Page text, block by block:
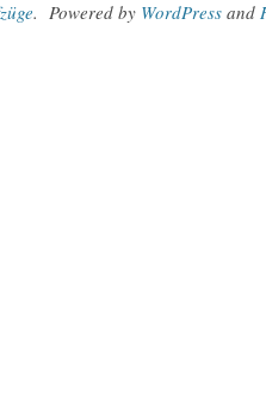
. Powered by WordPress and